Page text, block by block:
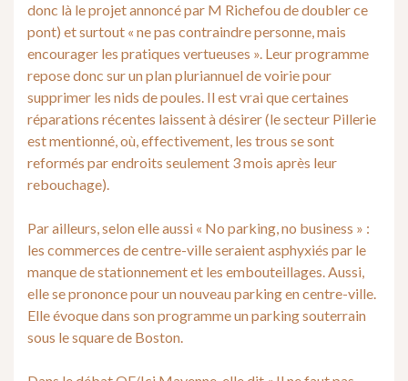
donc là le projet annoncé par M Richefou de doubler ce
pont) et surtout « ne pas contraindre personne, mais
encourager les pratiques vertueuses ». Leur programme
repose donc sur un plan pluriannuel de voirie pour
supprimer les nids de poules. Il est vrai que certaines
réparations récentes laissent à désirer (le secteur Pillerie
est mentionné, où, effectivement, les trous se sont
reformés par endroits seulement 3 mois après leur
rebouchage).
Par ailleurs, selon elle aussi « No parking, no business » :
les commerces de centre-ville seraient asphyxiés par le
manque de stationnement et les embouteillages. Aussi,
elle se prononce pour un nouveau parking en centre-ville.
Elle évoque dans son programme un parking souterrain
sous le square de Boston.